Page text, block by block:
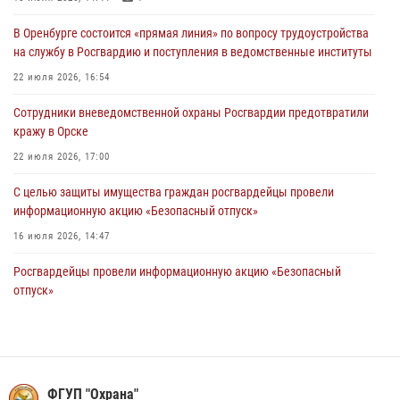
Росгвардейцы Оренбургской области проверили готовность детских
образовательных учреждений к новому учебному году
24 июля 2026, 09:32
Итоги работы Управления вневедомственной охраны Росгвардии
по Оренбургской области за первое полугодие 2026 года
23 июля 2026, 12:07
В Оренбурге состоится «прямая линия» по вопросу трудоустройства
на службу в Росгвардию и поступления в ведомственные институты
22 июля 2026, 16:54
Сотрудники вневедомственной охраны Росгвардии предотвратили
кражу в Орске
22 июля 2026, 17:00
С целью защиты имущества граждан росгвардейцы провели
информационную акцию «Безопасный отпуск»
16 июля 2026, 14:47
Росгвардейцы провели информационную акцию «Безопасный
отпуск»
11 июля 2026, 15:05
ФГУП "Охрана"